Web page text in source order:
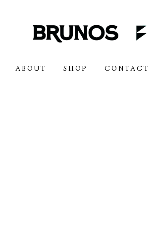
ABOUT SHOP CONTACT